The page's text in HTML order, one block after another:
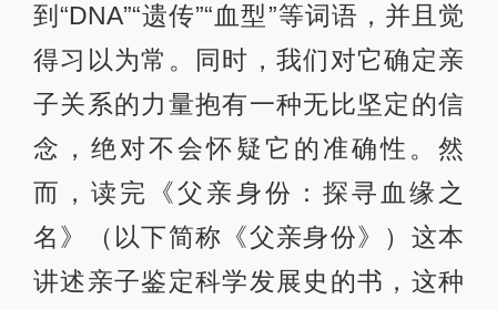
到“DNA”“遗传”“血型”等词语，并且觉
得习以为常。同时，我们对它确定亲
子关系的力量抱有一种无比坚定的信
念，绝对不会怀疑它的准确性。然
而，读完《父亲身份：探寻血缘之
名》（以下简称《父亲身份》）这本
讲述亲子鉴定科学发展史的书，这种